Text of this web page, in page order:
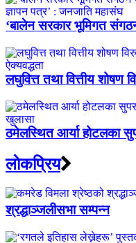
‘बालेन सरकार भूमिगत
लघुवित्त तथा वित्तीय शोषण
ठमेलस्थित आर्या होटलका
लाेकप्रिय
श्रद्धाञ्जलीसभा सम्पन्न